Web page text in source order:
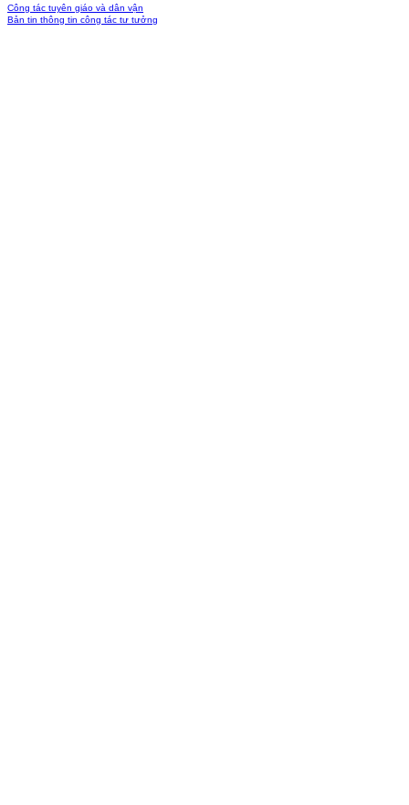
Công tác tuyên giáo và dân vận
Bản tin thông tin công tác tư tưởng